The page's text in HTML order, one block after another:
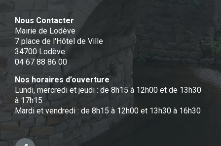
Nous Contacter
Mairie de Lodève
7 place de l'Hôtel de Ville
34700 Lodève
04 67 88 86 00
Nos horaires d’ouverture
Lundi, mercredi et jeudi : de 8h15 à 12h00 et de 13h30
à 17h15
Mardi et vendredi : de 8h15 à 12h00 et 13h30 à 16h30